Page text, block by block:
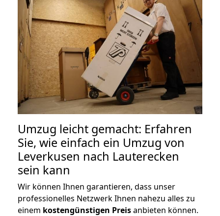
Umzug leicht gemacht: Erfahren
Sie, wie einfach ein Umzug von
Leverkusen nach Lauterecken
sein kann
Wir können Ihnen garantieren, dass unser
professionelles Netzwerk Ihnen nahezu alles zu
einem kostengünstigen Preisanbieten können.